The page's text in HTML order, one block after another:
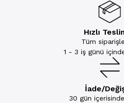
Hızlı
Tüm
1 - 3 iş günü
İade/
30 gün